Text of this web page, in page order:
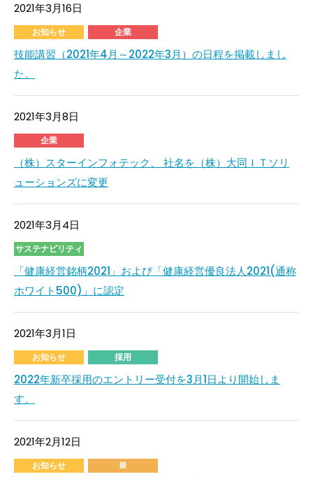
2021年3月16日
お知らせ 企業
技能講習（2021年4月～2022年3月）の日程を掲載しまし
た。
2021年3月8日
企業
（株）スターインフォテック、 社名を（株）大同ＩＴソリ
ューションズに変更
2021年3月4日
サステナビリティ
「健康経営銘柄2021」および「健康経営優良法人2021(通称
ホワイト500)」に認定
2021年3月1日
お知らせ 採用
2022年新卒採用のエントリー受付を3月1日より開始しま
す。
2021年2月12日
お知らせ IR